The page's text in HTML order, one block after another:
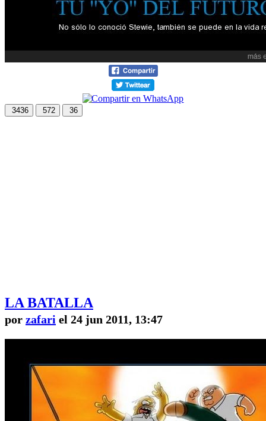
3436 572 36
LA BATALLA
por zafari el 24 jun 2011, 13:47